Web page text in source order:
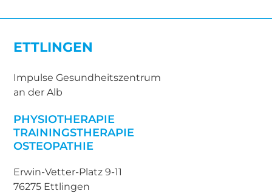
ETTLINGEN
Impulse Gesundheitszentrum
an der Alb
PHYSIOTHERAPIE
TRAININGSTHERAPIE
OSTEOPATHIE
Erwin-Vetter-Platz 9-11
76275 Ettlingen